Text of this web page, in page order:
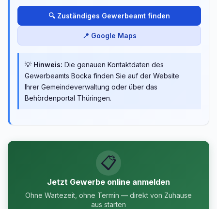
🔍 Zuständiges Gewerbeamt finden
📍 Google Maps
💡 Hinweis: Die genauen Kontaktdaten des
Gewerbeamts Bocka finden Sie auf der Website
Ihrer Gemeindeverwaltung oder über das
Behördenportal Thüringen.
📋
Jetzt Gewerbe online anmelden
Ohne Wartezeit, ohne Termin — direkt von Zuhause
aus starten